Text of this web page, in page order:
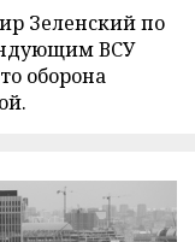
Зеленский по
ВСУ
оборона